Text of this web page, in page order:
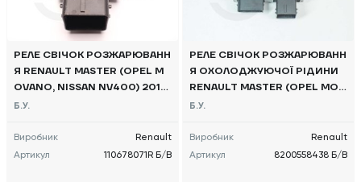
РЕЛЕ СВІЧОК РОЗЖАРЮВАНН
Я RENAULT MASTER (OPEL M
OVANO, NISSAN NV400) 2010
-, 110678071R Б/В
Б.У.
Виробник
Renault
Артикул
110678071R Б/В
РЕЛЕ СВІЧОК РОЗЖАРЮВАНН
Я ОХОЛОДЖУЮЧОЇ РІДИНИ
RENAULT MASTER (OPEL MOV
ANO, NISSAN NV400) 2010 -,
Б.У.
Виробник
Renault
Артикул
8200558438 Б/В